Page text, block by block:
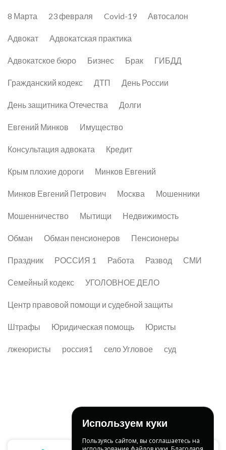
8 Марта 23 февраля Covid-19 Автосалон
Адвокат Адвокатская практика
Адвокатское бюро Бизнес Брак ГИБДД
Гражданский кодекс ДТП День России
День защитника Отечества Долги
Евгений Минков Имущество
Консультация адвоката Кредит
Крым плохие дороги Минков Евгений
Минков Евгений Петрович Москва Мошенники
Мошенничество Мытищи Недвижимость
Обман Обман пенсионеров Пенсионеры
Праздник РОССИЯ 1 Работа Развод СМИ
Семейный кодекс УГОЛОВНОЕ ДЕЛО
Центр правовой помощи и судебной защиты
Штрафы Юридическая помощь Юристы
лжеюристы россия1 село Угловое суд
Используем куки
Пользуясь сайтом, вы соглашаетесь на